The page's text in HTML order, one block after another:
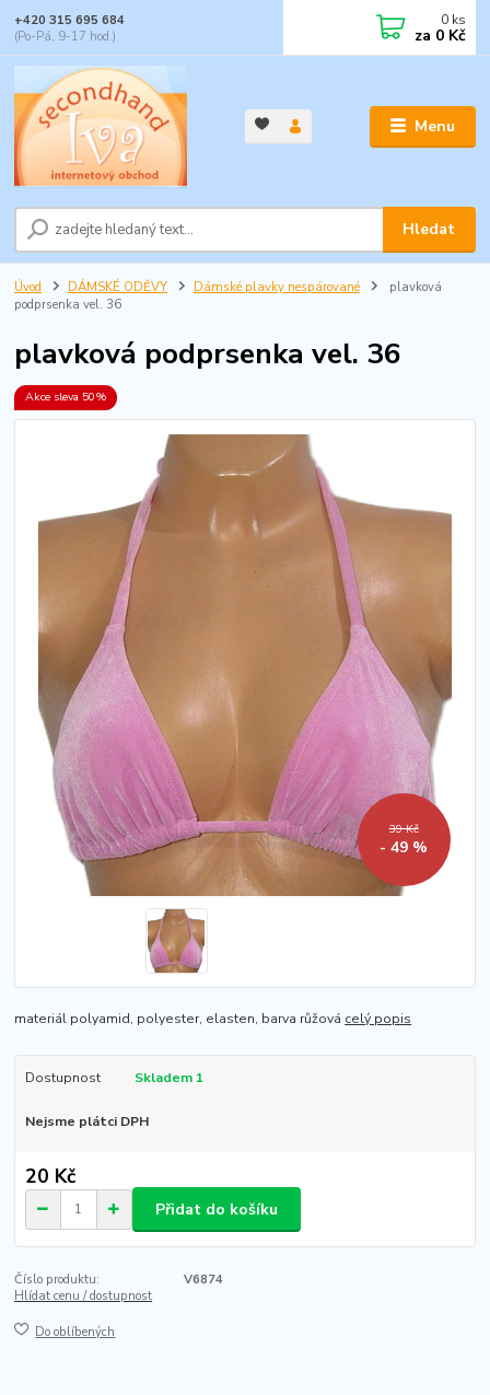
Menu
Hledat
+420 315 695 684
(Po-Pá, 9-17 hod.)
0 ks
za 0 Kč
Úvod DÁMSKÉ ODĚVY Dámské plavky nespárované
plavková
podprsenka vel. 36
plavková podprsenka vel. 36
Akce sleva 50%
39 Kč
- 49 %
materiál polyamid, polyester, elasten, barva růžová celý popis
Dostupnost Skladem 1
Nejsme plátci DPH
20 Kč
Přidat do košíku
Číslo produktu:
V6874
Hlídat cenu / dostupnost
Do oblíbených